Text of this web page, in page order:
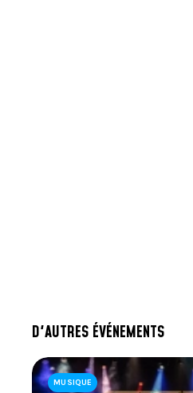
D'AUTRES ÉVÉNEMENTS
MUSIQUE